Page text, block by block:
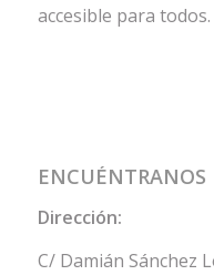
accesible para todos.
ENCUÉNTRANOS
Dirección:
C/ Damián Sánchez